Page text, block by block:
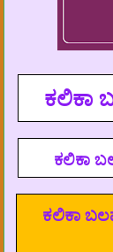
ಕಲಿಕಾ
ಕಲಿಕಾ
ಕಲಿಕಾ